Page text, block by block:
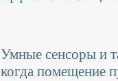
Умные сенсоры и
когда помещение